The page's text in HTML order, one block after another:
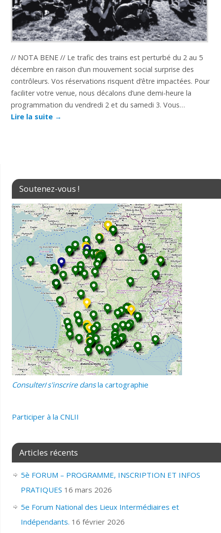
// NOTA BENE // Le trafic des trains est perturbé du 2 au 5
décembre en raison d’un mouvement social surprise des
contrôleurs. Vos réservations risquent d’être impactées. Pour
faciliter votre venue, nous décalons d’une demi-heure la
programmation du vendredi 2 et du samedi 3. Vous…
Lire la suite →
Soutenez-vous !
Consulter/s'inscrire dansla cartographie
Participerà la CNLII
Articles récents
5è FORUM – PROGRAMME, INSCRIPTION ET INFOS
PRATIQUES 16 mars 2026
5e Forum National des Lieux Intermédiaires et
Indépendants. 16 février 2026